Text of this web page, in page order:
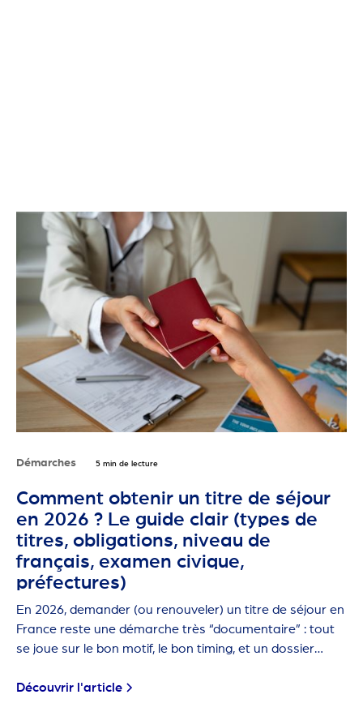
Démarches 5 min de lecture
Comment obtenir un titre de séjour
en 2026 ? Le guide clair (types de
titres, obligations, niveau de
français, examen civique,
préfectures)
En 2026, demander (ou renouveler) un titre de séjour en
France reste une démarche très “documentaire” : tout
se joue sur le bon motif, le bon timing, et un dossier
Découvrir l'article